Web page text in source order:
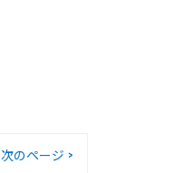
次のページ >